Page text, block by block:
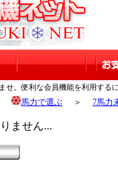
せ。便利な会員機能を利用する
馬力で選ぶ ＞ 7馬力
ません...